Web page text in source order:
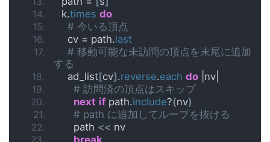
  k.
times do
# 今いる頂点
    cv = path.
last
# 移動可能な未訪問の頂点を末尾に追加
する
    ad_list
[cv].reverse.each do |nv|
# 訪問済の頂点はスキップ
next if path.include?(nv)
# path に追加してループを抜ける
      path
<< nv